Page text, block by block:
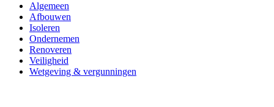
Algemeen
Afbouwen
Isoleren
Ondernemen
Renoveren
Veiligheid
Wetgeving & vergunningen